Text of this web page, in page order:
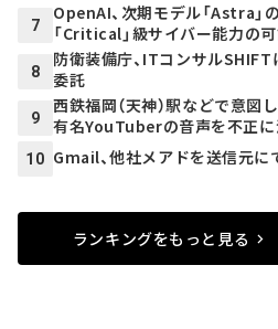
7
OpenAI、次期モデル「Astra」
「Critical」級サイバー能力の
8
防衛装備庁、ITコンサルSHIFT
委託
9
西鉄福岡（天神）駅などで意
有名YouTuberの音声を不正に
10 Gmail、他社メアドを送信元に
ランキングをもっと見る